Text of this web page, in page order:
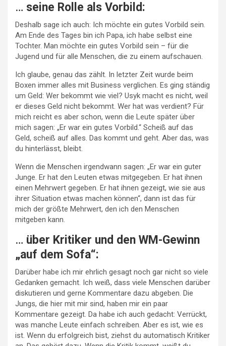
… seine Rolle als Vorbild:
Deshalb sage ich auch: Ich möchte ein gutes Vorbild sein.
Am Ende des Tages bin ich Papa, ich habe selbst eine
Tochter. Man möchte ein gutes Vorbild sein – für die
Jugend und für alle Menschen, die zu einem aufschauen.
Ich glaube, genau das zählt. In letzter Zeit wurde beim
Boxen immer alles mit Business verglichen. Es ging ständig
um Geld: Wer bekommt wie viel? Usyk macht es nicht, weil
er dieses Geld nicht bekommt. Wer hat was verdient? Für
mich reicht es aber schon, wenn die Leute später über
mich sagen: „Er war ein gutes Vorbild.“ Scheiß auf das
Geld, scheiß auf alles. Das kommt und geht. Aber das, was
du hinterlässt, bleibt.
Wenn die Menschen irgendwann sagen: „Er war ein guter
Junge. Er hat den Leuten etwas mitgegeben. Er hat ihnen
einen Mehrwert gegeben. Er hat ihnen gezeigt, wie sie aus
ihrer Situation etwas machen können“, dann ist das für
mich der größte Mehrwert, den ich den Menschen
mitgeben kann.
… über Kritiker und den WM-Gewinn
„auf dem Sofa“:
Darüber habe ich mir ehrlich gesagt noch gar nicht so viele
Gedanken gemacht. Ich weiß, dass viele Menschen darüber
diskutieren und gerne Kommentare dazu abgeben. Die
Jungs, die hier mit mir sind, haben mir ein paar
Kommentare gezeigt. Da habe ich auch gedacht: Verrückt,
was manche Leute einfach schreiben. Aber es ist, wie es
ist. Wenn du erfolgreich bist, ziehst du automatisch Kritiker